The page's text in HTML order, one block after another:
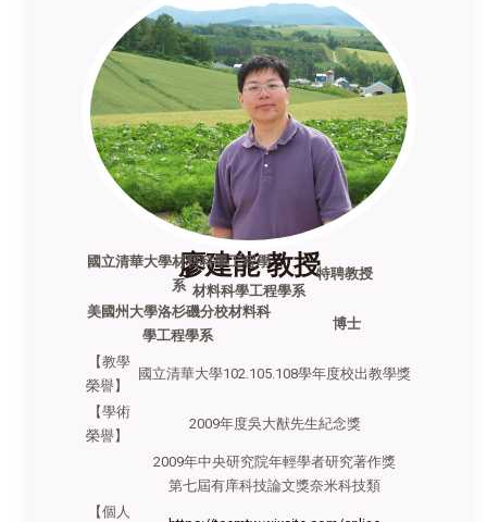
廖建能 教授
材料科學工程學系
國立清華大學材料科學工程學
系
特聘教授
美國州大學洛杉磯分校材料科
學工程學系
博士
【教學
榮譽】
國立清華大學102.105.108學年度校出教學獎
【學術
榮譽】
2009年度吳大猷先生紀念獎
2009年中央研究院年輕學者研究著作獎
第七屆有庠科技論文獎奈米科技類
【個人